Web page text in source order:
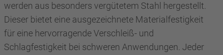
werden aus besonders vergütetem Stahl hergestellt.
Dieser bietet eine ausgezeichnete Materialfestigkeit
für eine hervorragende Verschleiß- und
Schlagfestigkeit bei schweren Anwendungen. Jeder